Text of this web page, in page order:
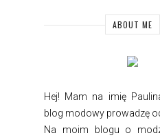
ABOUT ME
Hej! Mam na imię
blog modowy prowadzę
Na moim blogu o